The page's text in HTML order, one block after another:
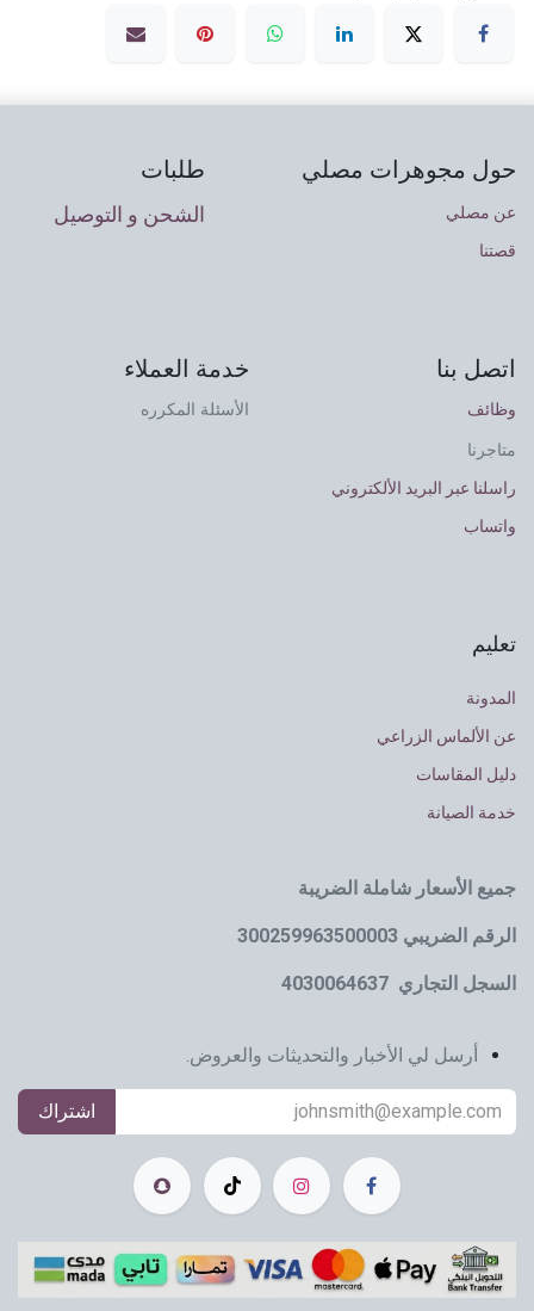
حول مجوهرات مصلي
عن مصلي
قصتنا
طلبات
الشحن و التوصيل
اتصل بنا
وظائف
متاجرنا
راسلنا عبر البريد الألكتروني
واتساب
خدمة العملاء
الأسئلة المكرره
تعليم
المدونة
عن الألماس الزراعي
دليل المقاسات
خدمة الصيانة
جميع الأسعار شاملة الضريبة
الرقم الضريبي 300259963500003
السجل التجاري 4030064637
أرسل لي الأخبار والتحديثات والعروض.
اشتراك